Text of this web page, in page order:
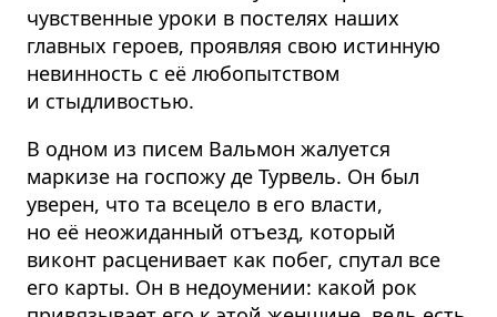
чувственные уроки в постелях наших
главных героев, проявляя свою истинную
невинность с её любопытством
и стыдливостью.
В одном из писем Вальмон жалуется
маркизе на госпожу де Турвель. Он был
уверен, что та всецело в его власти,
но её неожиданный отъезд, который
виконт расценивает как побег, спутал все
его карты. Он в недоумении: какой рок